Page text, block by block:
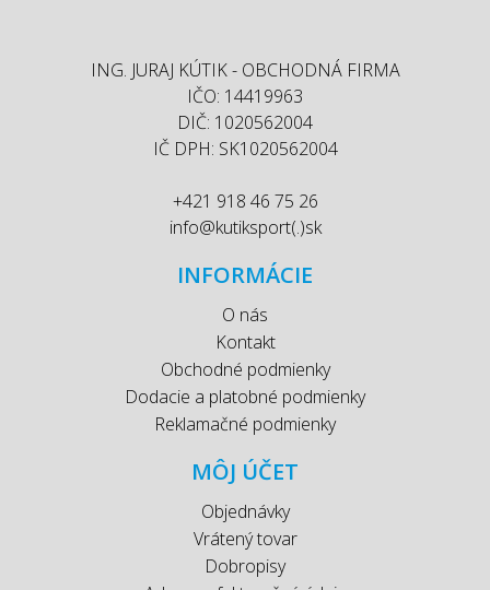
ING. JURAJ KÚTIK - OBCHODNÁ FIRMA
IČO: 14419963
DIČ: 1020562004
IČ DPH: SK1020562004
+421 918 46 75 26
info@kutiksport(.)sk
INFORMÁCIE
O nás
Kontakt
Obchodné podmienky
Dodacie a platobné podmienky
Reklamačné podmienky
MÔJ ÚČET
Objednávky
Vrátený tovar
Dobropisy